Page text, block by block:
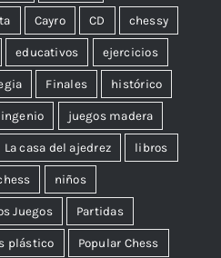
Cayro CD chessy
educativos ejercicios
Finales histórico
juegos madera
La casa del ajedrez libros
niños
Juegos Partidas
plástico Popular Chess